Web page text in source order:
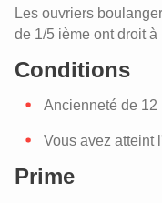
Les ouvriers
de 1/5 ième ont droit
Conditions
Ancienneté de 12
Vous avez atteint
Prime
d'entreprise (RCC)
Crédit-temps : une
Crédit-temps : une